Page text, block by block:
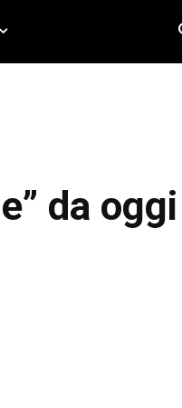
da oggi